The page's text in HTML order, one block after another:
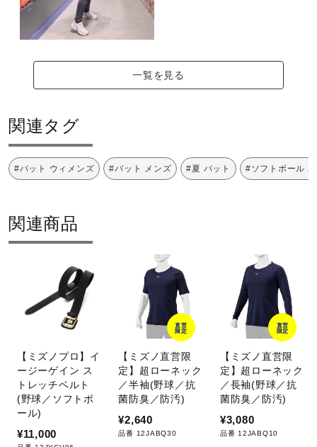
一覧を見る
関連タグ
#バット ウィメンズ #バット メンズ #夏 バット #ソフトボール
関連商品
【ミズノプロ】イ
ージーゲイン ス
トレッチベルト
(野球／ソフトボ
ール)
¥11,000
直営
限定
【ミズノ直営限
定】超ローネック
／半袖(野球／抗
菌防臭／防汚)
¥2,640
品番 12JABQ30
直営
限定
【ミズノ直営限
定】超ローネック
／長袖(野球／抗
菌防臭／防汚)
¥3,080
品番 12JABQ10